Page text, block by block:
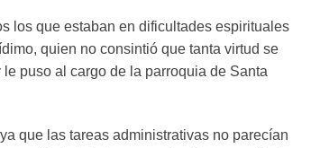
los que estaban en dificultades espirituales
quien no consintió que tanta virtud se
puso al cargo de la parroquia de Santa
que las tareas administrativas no parecían